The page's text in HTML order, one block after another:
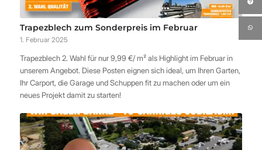
Trapezblech zum Sonderpreis im Februar
1. Februar 2025
Trapezblech 2. Wahl für nur 9,99 €/ m² als Highlight im Februar in
unserem Angebot. Diese Posten eignen sich ideal, um Ihren Garten,
Ihr Carport, die Garage und Schuppen fit zu machen oder um ein
neues Projekt damit zu starten!